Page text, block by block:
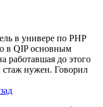
в универе по PHP
в QIP основным
работавшая до этого
стаж нужен. Говорил